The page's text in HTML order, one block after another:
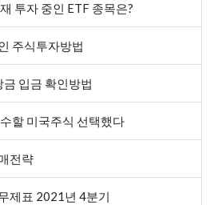
투자 중인 ETF 종목은?
주식투자방법
입금 확인방법
할 미국주식 선택했다
전략
제표 2021년 4분기